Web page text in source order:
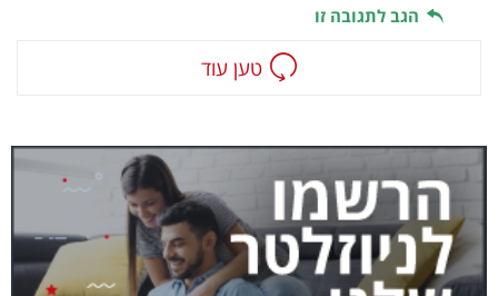
הגב לתגובה זו
טען עוד